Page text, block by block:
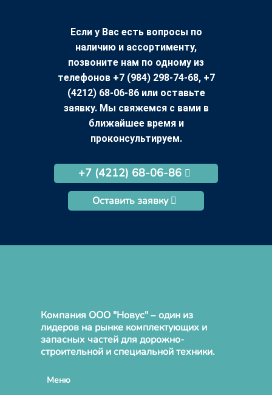
Если у Вас есть вопросы по
наличию и ассортименту,
позвоните нам по одному из
телефонов +7 (984) 298-74-68, +7
(4212) 68-06-86 или оставьте
заявку. Мы свяжемся с вами в
ближайшее время и
проконсультируем.
+7 (4212) 68-06-86
Оставить заявку
Компания ООО "Новус" – один из
лидеров на рынке комплектующих и
запасных частей для дорожно-
строительной и специальной техники.
Меню